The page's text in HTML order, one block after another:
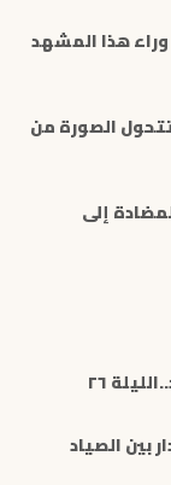
هذا المشهد
الصورة من
إلى
٢٦
بين الصياد